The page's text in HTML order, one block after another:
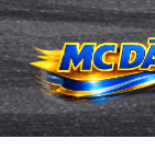
Hoppa
till
navigering
Hoppa
till
innehåll
Däck